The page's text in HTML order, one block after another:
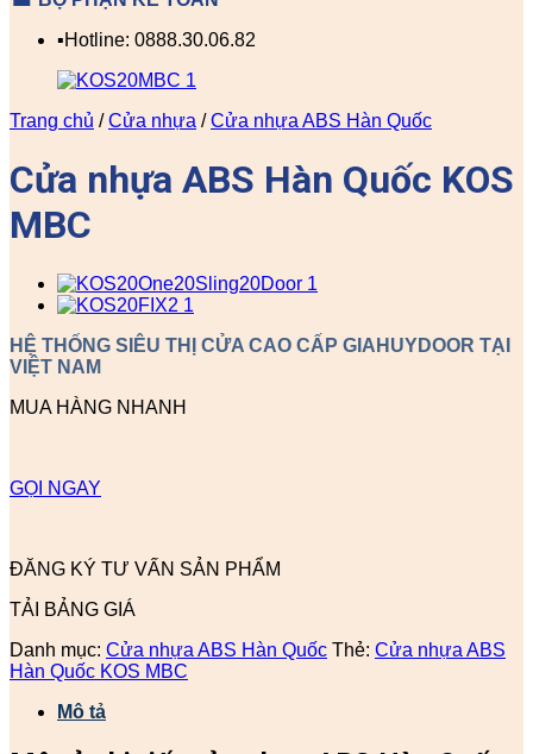
▪️Hotline: 0888.30.06.82
Trang chủ / Cửa nhựa / Cửa nhựa ABS Hàn Quốc
Cửa nhựa ABS Hàn Quốc KOS
MBC
HỆ THỐNG SIÊU THỊ CỬA CAO CẤP GIAHUYDOOR TẠI
VIỆT NAM
MUA HÀNG NHANH
GỌI NGAY
ĐĂNG KÝ TƯ VẤN SẢN PHẨM
TẢI BẢNG GIÁ
Danh mục: Cửa nhựa ABS Hàn Quốc Thẻ: Cửa nhựa ABS
Hàn Quốc KOS MBC
Mô tả